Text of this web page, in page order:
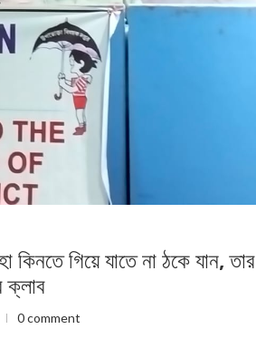
গিয়ে যাতে না ঠকে যান, তার
ক্লাব
0 comment